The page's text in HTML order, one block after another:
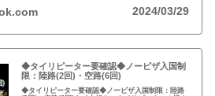
2024/03/29
◆タイリピーター要確認◆ノービザ入国制
限：陸路(2回)・空路(6回)
◆タイリピーター要確認◆ノービザ入国制限：陸路